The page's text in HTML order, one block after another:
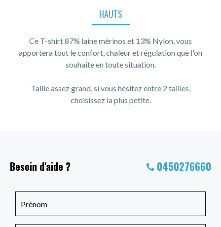
HAUTS
Ce T-shirt 87% laine mérinos et 13% Nylon, vous
apportera tout le confort, chaleur et régulation que l'on
souhaite en toute situation.
Taille assez grand, si vous hésitez entre 2 tailles,
choisissez la plus petite.
Besoin d'aide ? 0450276660